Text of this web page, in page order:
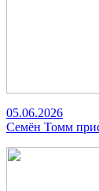
05.06.2026
Семён Томм